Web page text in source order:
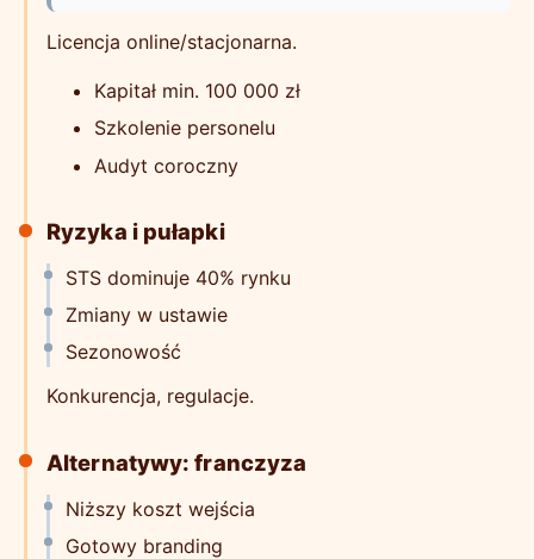
Licencja online/stacjonarna.
Kapitał min. 100 000 zł
Szkolenie personelu
Audyt coroczny
Ryzyka i pułapki
STS dominuje 40% rynku
Zmiany w ustawie
Sezonowość
Konkurencja, regulacje.
Alternatywy: franczyza
Niższy koszt wejścia
Gotowy branding